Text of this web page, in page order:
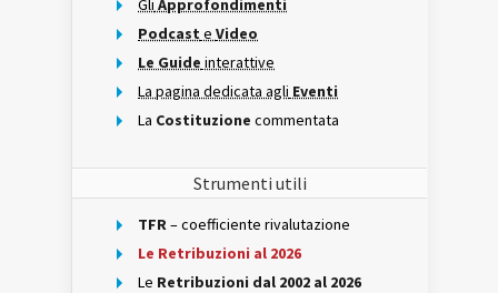
Gli Approfondimenti
Podcast e Video
Le Guide interattive
La pagina dedicata agli Eventi
La Costituzione commentata
Strumenti utili
TFR– coefficiente rivalutazione
Le Retribuzioni al 2026
Le Retribuzioni dal 2002 al 2026